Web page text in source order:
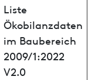
Liste
Ökobilanzdaten
im Baubereich
2009/1:2022
V2.0